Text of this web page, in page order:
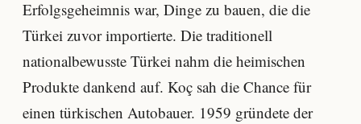
Erfolgsgeheimnis war, Dinge zu bauen, die die
Türkei zuvor importierte. Die traditionell
nationalbewusste Türkei nahm die heimischen
Produkte dankend auf. Koç sah die Chance für
einen türkischen Autobauer. 1959 gründete der